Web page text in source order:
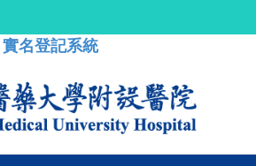
實名登記系統